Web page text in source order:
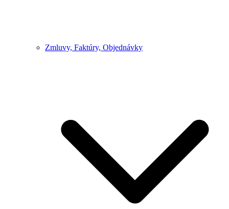
Zmluvy, Faktúry, Objednávky